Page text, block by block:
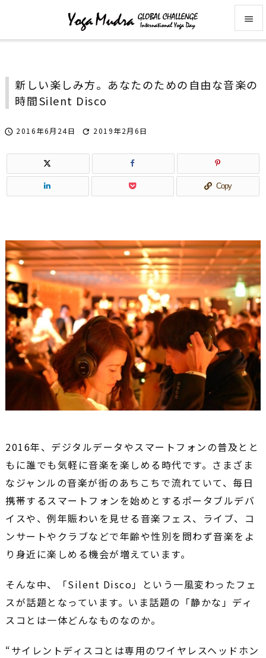


サイド
次へ

新しい楽しみ方。あなたのための自由な音楽の
時間――Silent Disco
 2016年6月24日  2019年2月6日
Copy
2016年、デジタルデータやスマートフォンの普及とと
もに誰でも気軽に音楽を楽しめる時代です。さまざま
なジャンルの音楽が街のあちこちで流れていて、毎日
携帯するスマートフォンを始めとするポータブルデバ
イスや、例年賑わいを見せる音楽フェス、ライブ、コ
ンサートやクラブなどで年齢や性別を問わず音楽をよ
り身近に楽しめる機会が増えています。
そんな中、「Silent Disco」という一風変わったフェ
スが話題となっています。いま話題の「静かな」ディ
スコとは一体どんなものなのか。
“サイレントディスコとは専用のワイヤレスヘッドホン